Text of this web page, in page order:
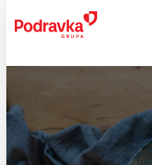
content